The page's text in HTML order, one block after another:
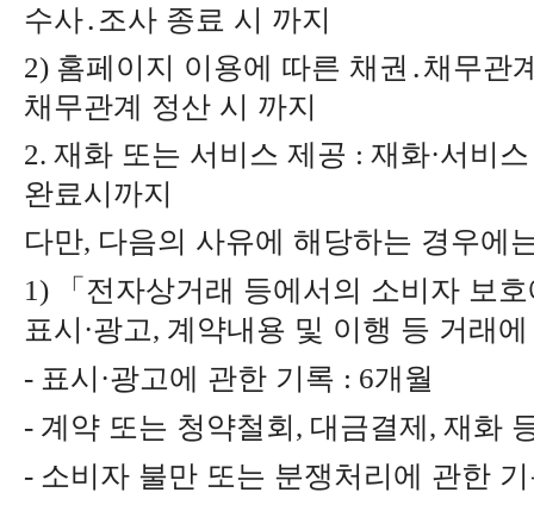
수사․ 조사 종료 시 까지
2) 홈페이지 이용에 따른 채권 ․채무관
채무관계 정산 시 까지
2. 재화 또는 서비스 제공 : 재화·서비
완료시까지
다만, 다음의 사유에 해당하는 경우에
1) 「전자상거래 등에서의 소비자 보
표시·광고, 계약내용 및 이행 등 거래
- 표시·광고에 관한 기록 : 6개월
- 계약 또는 청약철회, 대금결제, 재화
- 소비자 불만 또는 분쟁처리에 관한